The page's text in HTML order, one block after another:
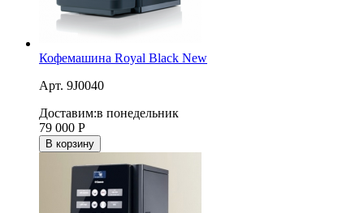
Кофемашина Royal Black New
Арт. 9J0040
Доставим:в понедельник
79 000 Р
В корзину